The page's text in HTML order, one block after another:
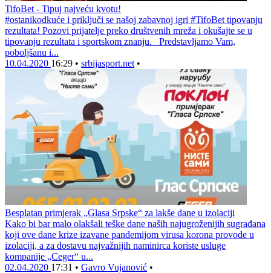
TifoBet - Tipuj najveću kvotu!
#ostanikodkuće i priključi se našoj zabavnoj igri #TifoBet tipovanju
rezultata! Pozovi prijatelje preko društvenih mreža i okušajte se u
tipovanju rezultata i sportskom znanju. Predstavljamo Vam,
poboljšanu i...
10.04.2020 16:29 • srbijasport.net •
Besplatan primjerak „Glasa Srpske“ za lakše dane u izolaciji
Kako bi bar malo olakšali teške dane naših najugroženijih sugrađana
koji ove dane krize izavane pandemijom virusa korona provode u
izolaciji, a za dostavu najvažnijih naminirca koriste usluge
kompanije „Ceger“ u...
02.04.2020 17:31 • Gavro Vujanović •